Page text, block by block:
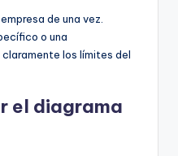
de una vez.
o una
los límites del
el diagrama